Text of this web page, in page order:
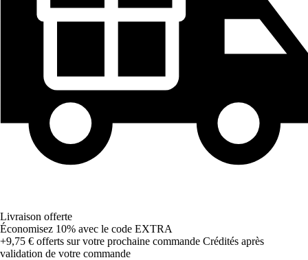
Livraison offerte
Économisez 10% avec le code EXTRA
+9,75 € offerts sur votre prochaine commande Crédités après
validation de votre commande